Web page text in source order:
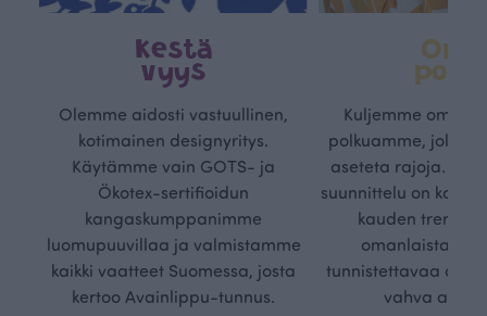
Kestä
vyys
Olemme aidosti vastuullinen,
kotimainen designyritys.
Käytämme vain GOTS- ja
Ökotex-sertifioidun
kangaskumppanimme
luomupuuvillaa ja valmistamme
kaikki vaatteet Suomessa, josta
kertoo Avainlippu-tunnus.
Oma
Kuljemme omaa,
polkuamme, jolla
aseteta rajoja.
suunnittelu on
kauden
omanlaista,
tunnistettavaa
vahva